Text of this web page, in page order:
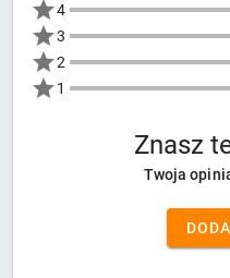
4
3
2
1
Znasz
Twoja